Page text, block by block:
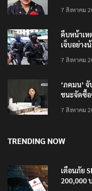
7 สิงหาคม
คืบหน้าเห
เจ็บอย่าง
7 สิงหาคม
‘ภคมน’
ชนะจัดซื้อ
7 สิงหาคม
TRENDING NOW
เตือนภัย
200,000